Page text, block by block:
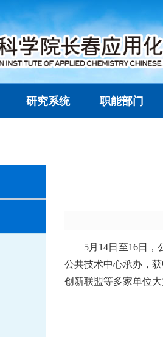
研究系统 职能部门
5月14日至16日
公共技术中心承办，
创新联盟等多家单位大